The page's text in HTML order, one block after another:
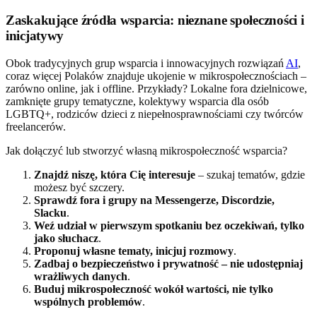
Zaskakujące źródła wsparcia: nieznane społeczności i
inicjatywy
Obok tradycyjnych grup wsparcia i innowacyjnych rozwiązań AI,
coraz więcej Polaków znajduje ukojenie w mikrospołecznościach –
zarówno online, jak i offline. Przykłady? Lokalne fora dzielnicowe,
zamknięte grupy tematyczne, kolektywy wsparcia dla osób
LGBTQ+, rodziców dzieci z niepełnosprawnościami czy twórców
freelancerów.
Jak dołączyć lub stworzyć własną mikrospołeczność wsparcia?
Znajdź niszę, która Cię interesuje – szukaj tematów, gdzie
możesz być szczery.
Sprawdź fora i grupy na Messengerze, Discordzie,
Slacku.
Weź udział w pierwszym spotkaniu bez oczekiwań, tylko
jako słuchacz.
Proponuj własne tematy, inicjuj rozmowy.
Zadbaj o bezpieczeństwo i prywatność – nie udostępniaj
wrażliwych danych.
Buduj mikrospołeczność wokół wartości, nie tylko
wspólnych problemów.